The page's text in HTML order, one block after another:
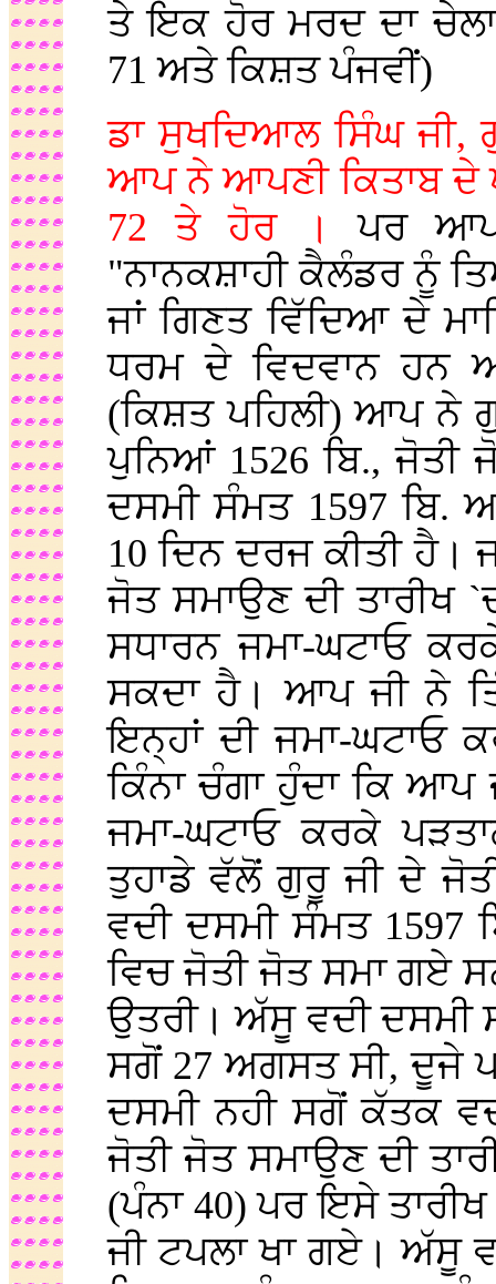
ਤੇ ਇਕ ਹੋਰ ਮਰਦ ਦਾ
71 ਅਤੇ ਕਿਸ਼ਤ ਪੰਜਵੀਂ)
ਡਾ ਸੁਖਦਿਆਲ ਸਿੰਘ ਜੀ,
ਆਪ ਨੇ ਆਪਣੀ ਕਿਤਾਬ ਦੇ
72 ਤੇ ਹੋਰ ।
ਪਰ
"ਨਾਨਕਸ਼ਾਹੀ ਕੈਲੰਡਰ ਨੂੰ
ਜਾਂ ਗਿਣਤ ਵਿੱਦਿਆ ਦੇ
ਧਰਮ ਦੇ ਵਿਦਵਾਨ ਹਨ
(ਕਿਸ਼ਤ ਪਹਿਲੀ) ਆਪ ਨੇ
ਪੁਨਿਆਂ 1526 ਬਿ., ਜੋਤੀ
ਦਸਮੀ ਸੰਮਤ 1597 ਬਿ.
10 ਦਿਨ ਦਰਜ ਕੀਤੀ
ਜੋਤ ਸਮਾਉਣ ਦੀ ਤਾਰੀਖ
ਸਧਾਰਨ ਜਮਾ-ਘਟਾਓ
ਸਕਦਾ ਹੈ। ਆਪ ਜੀ ਨੇ
ਇਨ੍ਹਾਂ ਦੀ ਜਮਾ-ਘਟਾਓ
ਕਿੰਨਾ ਚੰਗਾ ਹੁੰਦਾ ਕਿ ਆਪ
ਜਮਾ-ਘਟਾਓ ਕਰਕੇ
ਤੁਹਾਡੇ ਵੱਲੋਂ ਗੁਰੂ ਜੀ ਦੇ
ਵਦੀ ਦਸਮੀ ਸੰਮਤ 1597
ਵਿਚ ਜੋਤੀ ਜੋਤ ਸਮਾ ਗਏ
ਉਤਰੀ। ਅੱਸੂ ਵਦੀ ਦਸਮੀ
ਸਗੋਂ 27 ਅਗਸਤ ਸੀ, ਦੂਜੇ
ਦਸਮੀ ਨਹੀ ਸਗੋਂ ਕੱਤਕ
ਜੋਤੀ ਜੋਤ ਸਮਾਉਣ ਦੀ
(ਪੰਨਾ 40) ਪਰ ਇਸੇ
ਜੀ ਟਪਲਾ ਖਾ ਗਏ। ਅੱਸੂ